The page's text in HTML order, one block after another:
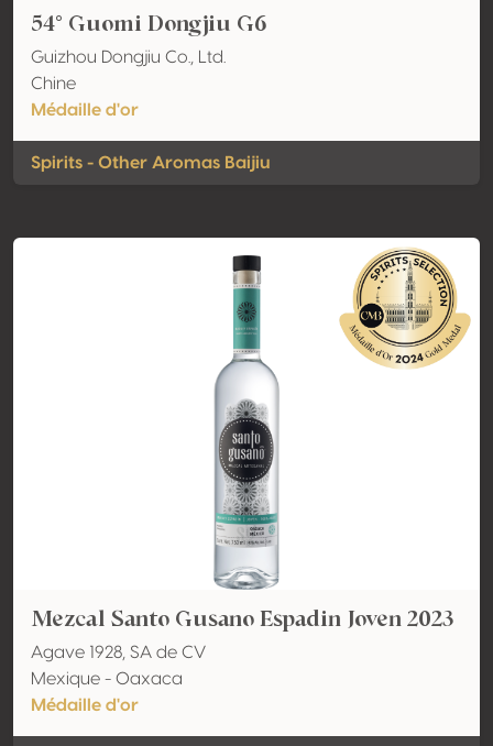
54° Guomi Dongjiu G6
Guizhou Dongjiu Co., Ltd.
Chine
Médaille d'or
Spirits - Other Aromas Baijiu
Mezcal Santo Gusano Espadin Joven 2023
Agave 1928, SA de CV
Mexique - Oaxaca
Médaille d'or